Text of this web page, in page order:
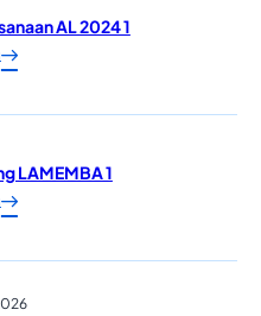
AL 2024 1
LAMEMBA 1